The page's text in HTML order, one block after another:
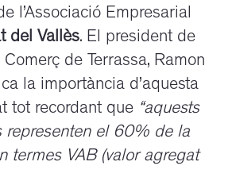
l’Associació Empresarial
del Vallès. El president de
de Terrassa, Ramon
la importància d’aquesta
tot recordant que “aquests
representen el 60% de la
termes VAB (valor agregat